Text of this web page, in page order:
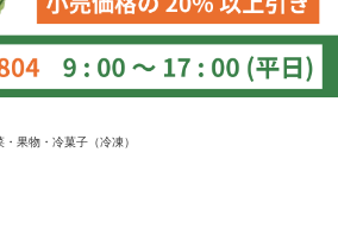
・果物・冷菓子（冷凍）